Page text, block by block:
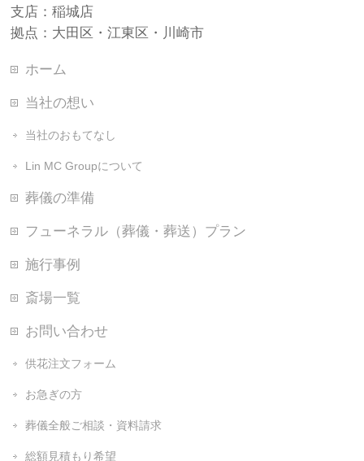
支店：稲城店
拠点：大田区・江東区・川崎市
ホーム
当社の想い
当社のおもてなし
Lin MC Groupについて
葬儀の準備
フューネラル（葬儀・葬送）プラン
施行事例
斎場一覧
お問い合わせ
供花注文フォーム
お急ぎの方
葬儀全般ご相談・資料請求
総額見積もり希望